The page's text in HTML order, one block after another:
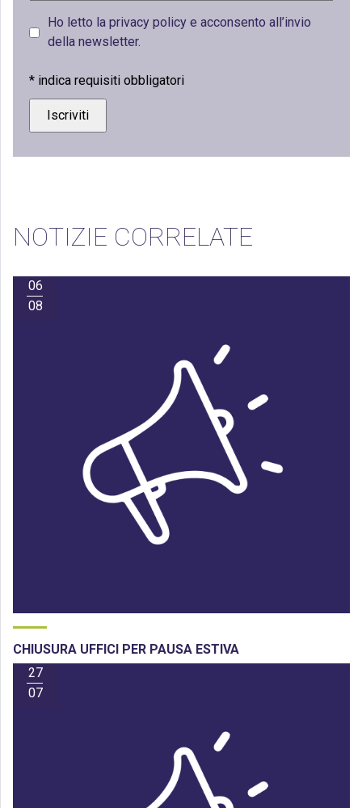
Ho letto la privacy policy e acconsento all’invio
della newsletter.
* indica requisiti obbligatori
NOTIZIE CORRELATE
06
08
CHIUSURA UFFICI PER PAUSA ESTIVA
27
07